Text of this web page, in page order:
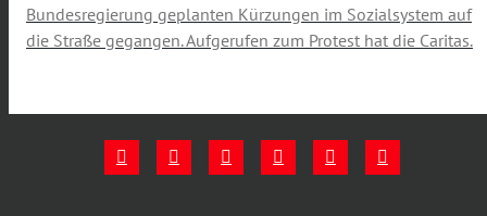
Bundesregierung geplanten Kürzungen im Sozialsystem auf
die Straße gegangen. Aufgerufen zum Protest hat die Caritas.